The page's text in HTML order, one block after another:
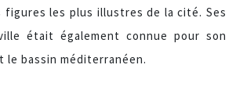
les plus illustres de la cité. Ses
était également connue pour son
bassin méditerranéen.